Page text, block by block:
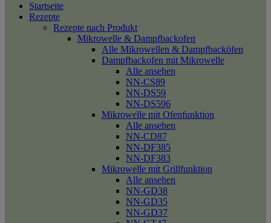
Startseite
Rezepte
Rezepte nach Produkt
Mikrowelle & Dampfbackofen
Alle Mikrowellen & Dampfbacköfen
Dampfbackofen mit Mikrowelle
Alle ansehen
NN-CS89
NN-DS59
NN-DS596
Mikrowelle mit Ofenfunktion
Alle ansehen
NN-CD87
NN-DF385
NN-DF383
Mikrowelle mit Grillfunktion
Alle ansehen
NN-GD38
NN-GD35
NN-GD37